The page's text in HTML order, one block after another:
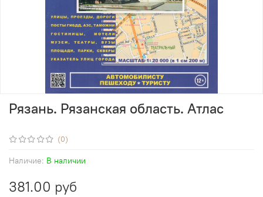
(0)
Наличие: В наличии
Рязань. Рязанская область. Атлас
381.00 руб